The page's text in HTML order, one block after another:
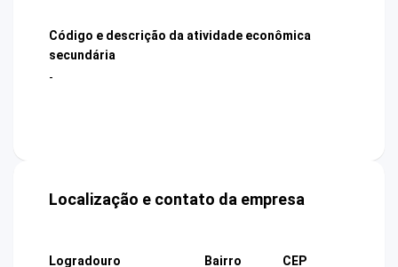
Código e descrição da atividade econômica
secundária
-
Localização e contato da empresa
Logradouro
Bairro
CEP